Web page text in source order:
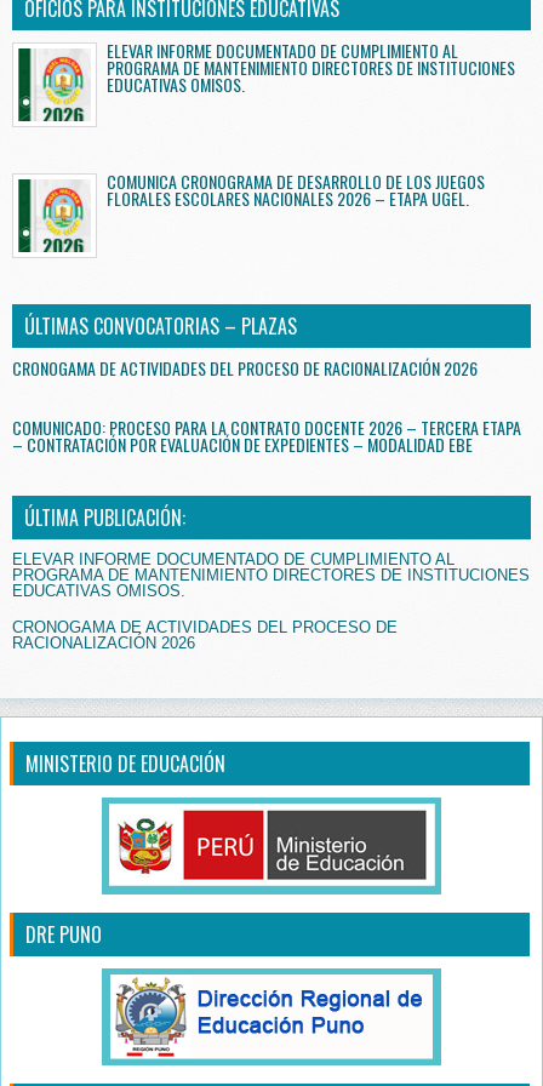
OFICIOS PARA INSTITUCIONES EDUCATIVAS
ELEVAR INFORME DOCUMENTADO DE CUMPLIMIENTO AL
PROGRAMA DE MANTENIMIENTO DIRECTORES DE INSTITUCIONES
EDUCATIVAS OMISOS.
COMUNICA CRONOGRAMA DE DESARROLLO DE LOS JUEGOS
FLORALES ESCOLARES NACIONALES 2026 – ETAPA UGEL.
ÚLTIMAS CONVOCATORIAS – PLAZAS
CRONOGAMA DE ACTIVIDADES DEL PROCESO DE RACIONALIZACIÓN 2026
COMUNICADO: PROCESO PARA LA CONTRATO DOCENTE 2026 – TERCERA ETAPA
– CONTRATACIÓN POR EVALUACIÓN DE EXPEDIENTES – MODALIDAD EBE
ÚLTIMA PUBLICACIÓN:
ELEVAR INFORME DOCUMENTADO DE CUMPLIMIENTO AL
PROGRAMA DE MANTENIMIENTO DIRECTORES DE INSTITUCIONES
EDUCATIVAS OMISOS.
CRONOGAMA DE ACTIVIDADES DEL PROCESO DE
RACIONALIZACIÓN 2026
MINISTERIO DE EDUCACIÓN
DRE PUNO